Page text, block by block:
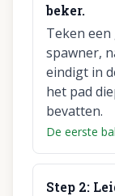
beker.
Teken
spawner,
eindigt in
het pad
bevatten.
De eerste
Step 2: